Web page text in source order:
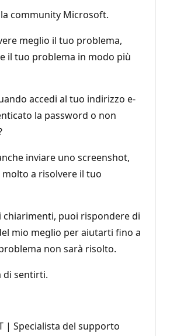
community Microsoft.
meglio il tuo problema,
il tuo problema in modo più
accedi al tuo indirizzo e-
la password o non
inviare uno screenshot,
a risolvere il tuo
chiarimenti, puoi rispondere di
mio meglio per aiutarti fino a
non sarà risolto.
di sentirti.
| Specialista del supporto